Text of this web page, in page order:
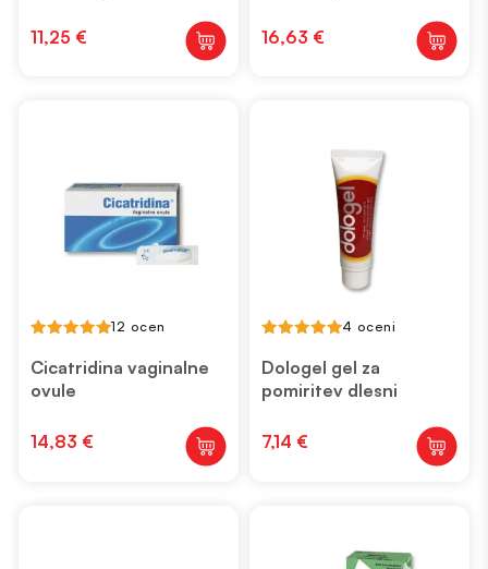
11,25 € 16,63 €
out of 5
12 ocen
Cicatridina vaginalne
ovule
14,83 €
out of 5
4 oceni
Dologel gel za
pomiritev dlesni
7,14 €